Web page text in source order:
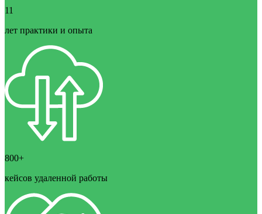
11
лет практики и опыта
800+
кейсов удаленной работы